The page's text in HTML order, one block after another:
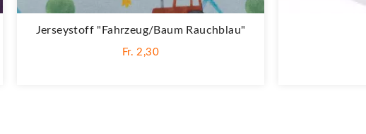
Jerseystoff "Fahrzeug/Baum Rauchblau"
Fr. 2,30